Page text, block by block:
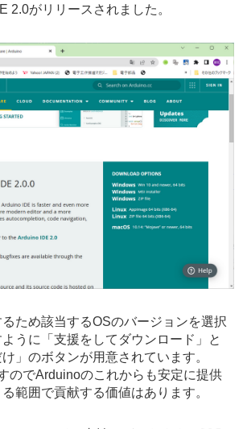
2.0がリリースされました。
ため該当するOSのバージョンを選択
うに「支援をしてダウンロード」と
け」のボタンが用意されています。
のでArduinoのこれからも安定に提供
範囲で貢献する価値はあります。